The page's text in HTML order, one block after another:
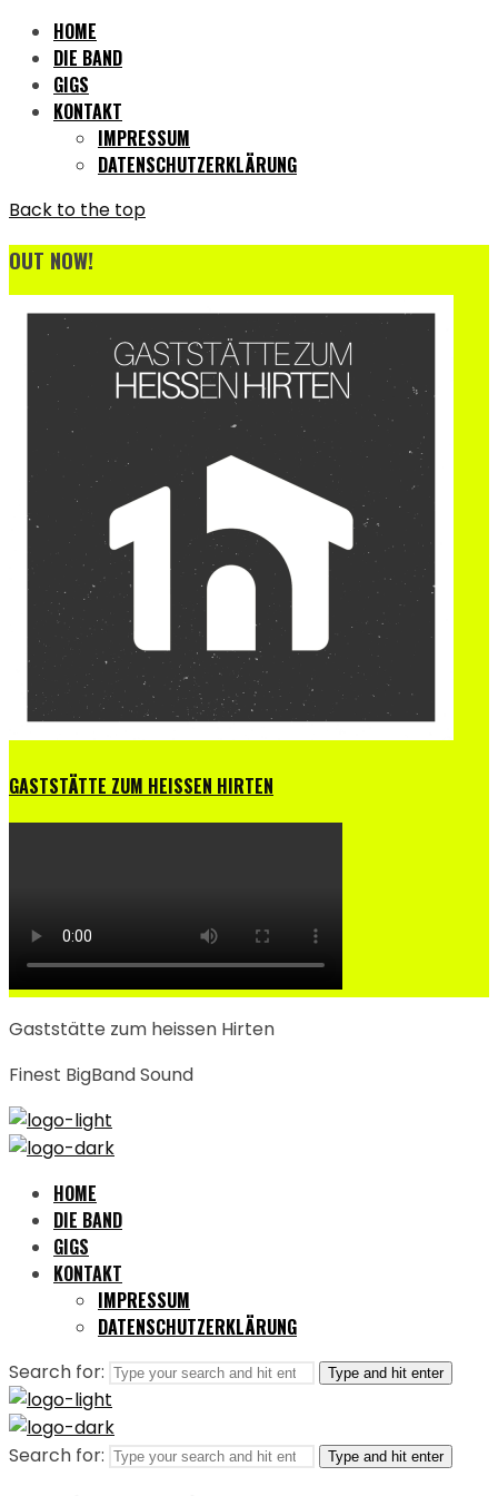
HOME
DIE BAND
GIGS
KONTAKT
IMPRESSUM
DATENSCHUTZERKLÄRUNG
Back to the top
OUT NOW!
GASTSTÄTTE ZUM HEISSEN HIRTEN
Gaststätte zum heissen Hirten
Finest BigBand Sound
HOME
DIE BAND
GIGS
KONTAKT
IMPRESSUM
DATENSCHUTZERKLÄRUNG
Search for: Type and hit enter
Search for: Type and hit enter